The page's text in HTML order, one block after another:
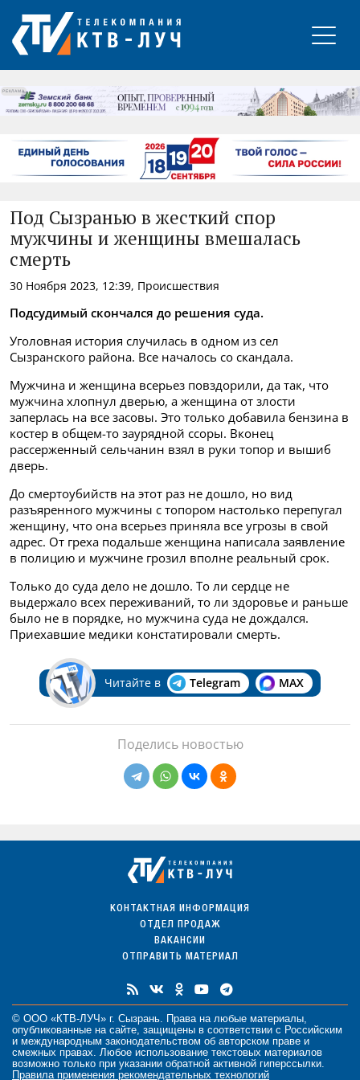
РЕКЛАМА
Под Сызранью в жесткий спор
мужчины и женщины вмешалась
смерть
30 Ноября 2023, 12:39, Происшествия
Подсудимый скончался до решения суда.
Уголовная история случилась в одном из сел
Сызранского района. Все началось со скандала.
Мужчина и женщина всерьез повздорили, да так, что
мужчина хлопнул дверью, а женщина от злости
заперлась на все засовы. Это только добавила бензина в
костер в общем-то заурядной ссоры. Вконец
рассерженный сельчанин взял в руки топор и вышиб
дверь.
До смертоубийств на этот раз не дошло, но вид
разъяренного мужчины с топором настолько перепугал
женщину, что она всерьез приняла все угрозы в свой
адрес. От греха подальше женщина написала заявление
в полицию и мужчине грозил вполне реальный срок.
Только до суда дело не дошло. То ли сердце не
выдержало всех переживаний, то ли здоровье и раньше
было не в порядке, но мужчина суда не дождался.
Приехавшие медики констатировали смерть.
Читайте в Telegram MAX
Поделись новостью
КОНТАКТНАЯ ИНФОРМАЦИЯ
ОТДЕЛ ПРОДАЖ
ВАКАНСИИ
ОТПРАВИТЬ МАТЕРИАЛ
© ООО «КТВ-ЛУЧ» г. Сызрань. Права на любые материалы
опубликованные на сайте, защищены в соответствии с Российским
и международным законодательством об авторском праве и
смежных правах. Любое использование текстовых материалов
возможно только при указании обратной активной гиперссылки.
Правила применения рекомендательных технологий